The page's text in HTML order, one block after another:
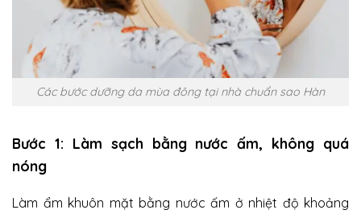
Các bước dưỡng da mùa đông tại nhà chuẩn sao Hàn
Bước 1: Làm sạch bằng nước ấm, không quá
nóng
Làm ẩm khuôn mặt bằng nước ấm ở nhiệt độ khoảng